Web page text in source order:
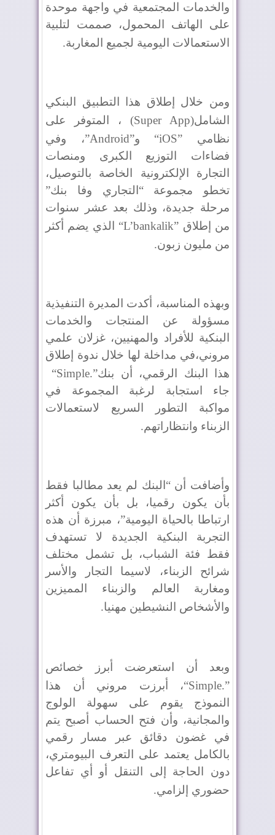
والخدمات المجتمعية في واجهة موحدة
على الهاتف المحمول، صممت لتلبية
الاستعمالات اليومية لجميع المغاربة.
ومن خلال إطلاق هذا التطبيق البنكي
الشامل(Super App) ، المتوفر على
نظامي “iOS” و”Android”، وفي
فضاءات التوزيع الكبرى ومنصات
التجارة الإلكترونية الخاصة بالتوصيل،
تخطو مجموعة “التجاري وفا بنك”
مرحلة جديدة، وذلك بعد عشر سنوات
من إطلاق “L’bankalik”
الذي يضم أكثر
من مليون زبون.
وبهذه المناسبة، أكدت المديرة التنفيذية
مسؤولة عن المنتجات والخدمات
البنكية للأفراد والمهنيين، غزلان علمي
مروني،في مداخلة لها خلال ندوة إطلاق
هذا البنك الرقمي، أن بنك“Simple.”
جاء استجابة لرغبة المجموعة في
مواكبة التطور السريع لاستعمالات
الزبناء وانتظاراتهم.
وأضافت أن “البنك لم يعد مطالبا فقط
بأن يكون رقميا، بل بأن يكون أكثر
ارتباطا بالحياة اليومية”، مبرزة أن هذه
التجربة البنكية الجديدة لا تستهدف
فقط فئة الشباب، بل تشمل مختلف
شرائح الزبناء، لاسيما التجار والأسر
ومغاربة العالم والزبناء المميزين
والأشخاص النشيطين مهنيا.
وبعد أن استعرضت أبرز خصائص
“Simple.”، أبرزت مروني أن هذا
النموذج يقوم على سهولة الولوج
والمجانية، وأن فتح الحساب أصبح يتم
في غضون دقائق عبر مسار رقمي
بالكامل يعتمد على التعرف البيومتري،
دون الحاجة إلى التنقل أو أي تفاعل
حضوري إلزامي.